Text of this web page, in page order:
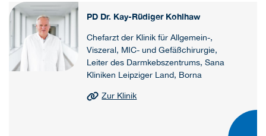
PD Dr. Kay-Rüdiger Kohlhaw
Chefarzt der Klinik für Allgemein-,
Viszeral, MIC- und Gefäßchirurgie,
Leiter des Darmkebszentrums, Sana
Kliniken Leipziger Land, Borna
Zur Klinik